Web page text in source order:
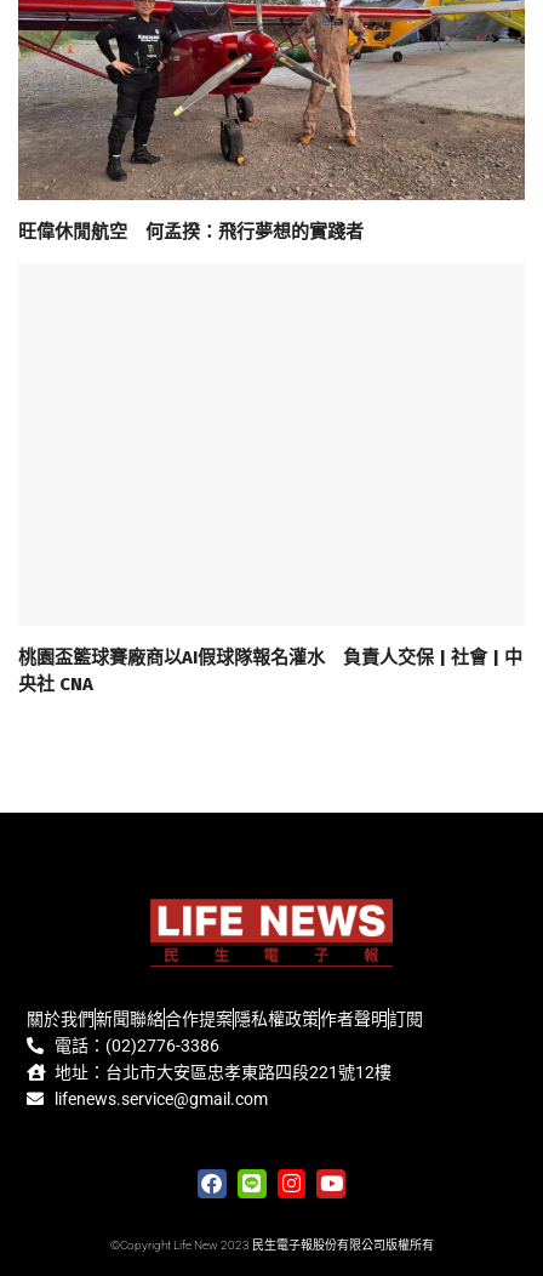
旺偉休閒航空 何孟揆：飛行夢想的實踐者
桃園盃籃球賽廠商以AI假球隊報名灌水 負責人交保 | 社會 | 中
央社 CNA
關於我們新聞聯絡合作提案隱私權政策作者聲明訂閱
電話：(02)2776-3386
地址：台北市大安區忠孝東路四段221號12樓
lifenews.service@gmail.com
©Copyright Life New 2023 民生電子報股份有限公司版權所有